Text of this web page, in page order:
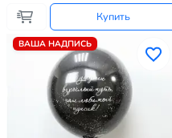
Купить
ВАША НАДПИСЬ